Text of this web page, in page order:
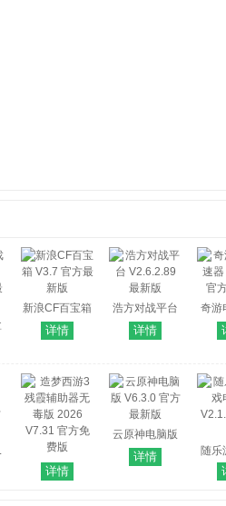
新浪CF百宝箱
V3.7 官方最新
版
详情
浩方对战平台
V2.6.2.89 最新
版
详情
奇游
器
造梦西游3残霞
辅助器无毒版
详情
云原神电脑版
V6.3.0 官方最
新版
详情
随乐